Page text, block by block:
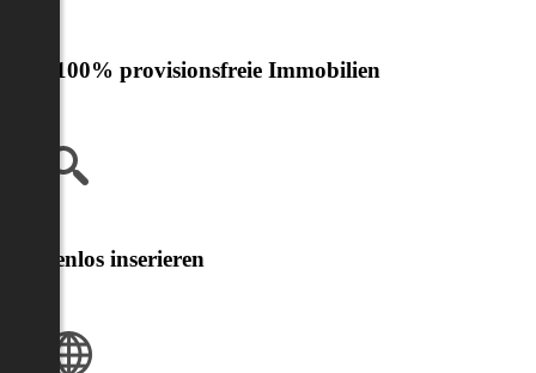
Nur 100% provisionsfreie Immobilien
Kostenlos inserieren